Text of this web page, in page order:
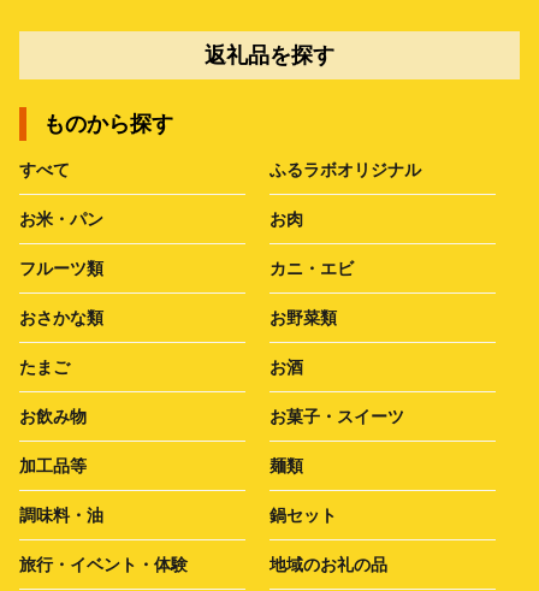
返礼品を探す
ものから探す
すべて ふるラボオリジナル
お米・パン お肉
フルーツ類 カニ・エビ
おさかな類 お野菜類
たまご お酒
お飲み物 お菓子・スイーツ
加工品等 麺類
調味料・油 鍋セット
旅行・イベント・体験 地域のお礼の品